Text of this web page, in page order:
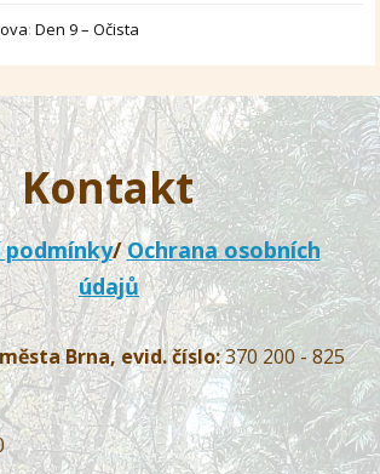
:Den 9 – Očista
Kontakt
podmínky/Ochrana osobních
údajů
Brna, evid. číslo:370 200 - 825